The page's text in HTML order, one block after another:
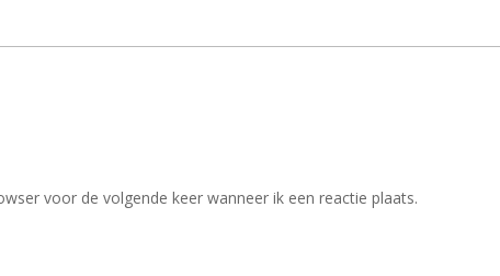
voor de volgende keer wanneer ik een reactie plaats.